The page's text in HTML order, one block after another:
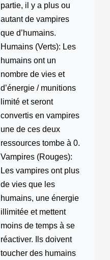
partie, il y a plus ou
autant de vampires
que d’humains.
Humains (Verts): Les
humains ont un
nombre de vies et
d’énergie / munitions
limité et seront
convertis en vampires
une de ces deux
ressources tombe à 0.
Vampires (Rouges):
Les vampires ont plus
de vies que les
humains, une énergie
illimitée et mettent
moins de temps à se
réactiver. Ils doivent
toucher des humains